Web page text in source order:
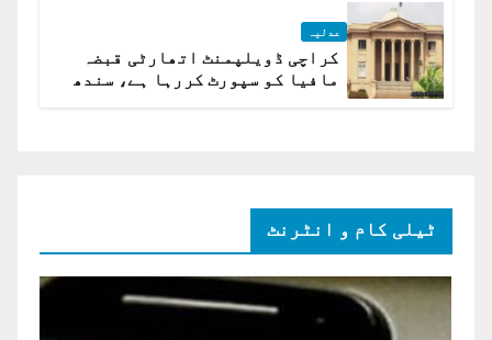
عدلیہ
کراچی ڈویلپمنٹ اتھارٹی قبضہ
مافیا کو سپورٹ کررہا ہے، سندھ
ٹیلی کام و انٹرنٹ